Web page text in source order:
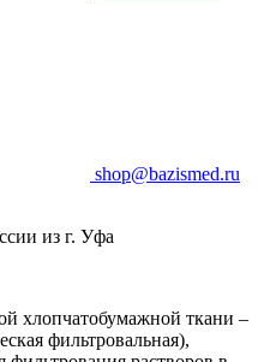
shop@bazismed.ru
из г. Уфа
хлопчатобумажной ткани –
фильтровальная),